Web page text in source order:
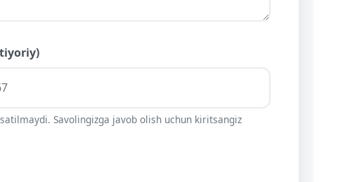
Savolingizga javob olish uchun kiritsangiz